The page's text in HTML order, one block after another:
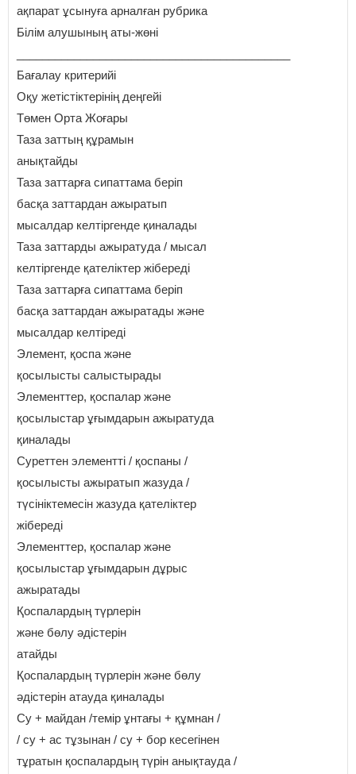
ақпарат ұсынуға арналған рубрика
Білім алушының аты-жөні
Бағалау критерийі
Оқу жетістіктерінің деңгейі
Төмен Орта Жоғары
Таза заттың құрамын
анықтайды
Таза заттарға сипаттама беріп
басқа заттардан ажыратып
мысалдар келтіргенде қиналады
Таза заттарды ажыратуда / мысал
келтіргенде қателіктер жібереді
Таза заттарға сипаттама беріп
басқа заттардан ажыратады және
мысалдар келтіреді
Элемент, қоспа және
қосылысты салыстырады
Элементтер, қоспалар және
қосылыстар ұғымдарын ажыратуда
қиналады
Суреттен элементті / қоспаны /
қосылысты ажыратып жазуда /
түсініктемесін жазуда қателіктер
жібереді
Элементтер, қоспалар және
қосылыстар ұғымдарын дұрыс
ажыратады
Қоспалардың түрлерін
және бөлу әдістерін
атайды
Қоспалардың түрлерін және бөлу
әдістерін атауда қиналады
Су + майдан /темір ұнтағы + құмнан /
/ су + ас тұзынан / су + бор кесегінен
тұратын қоспалардың түрін анықтауда /